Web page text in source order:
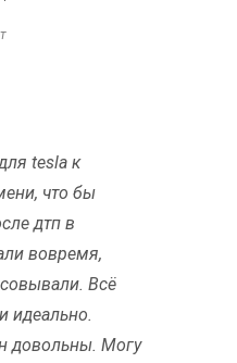
tesla к
что бы
дтп в
вовремя,
Всё
идеально.
довольны. Могу